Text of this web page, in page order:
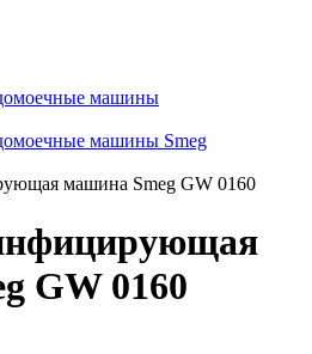
машины
машины Smeg
машина Smeg GW 0160
GW 0160